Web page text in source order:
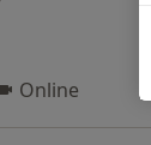
Online